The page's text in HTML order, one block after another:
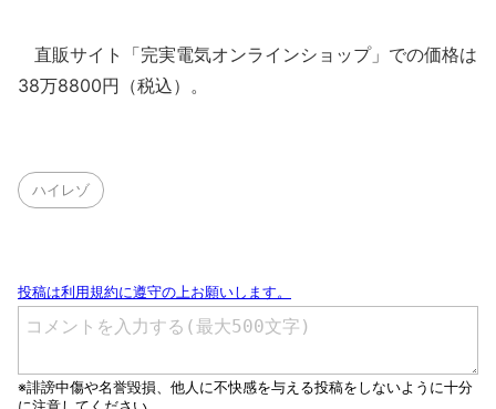
直販サイト「完実電気オンラインショップ」での価格は
38万8800円（税込）。
ハイレゾ